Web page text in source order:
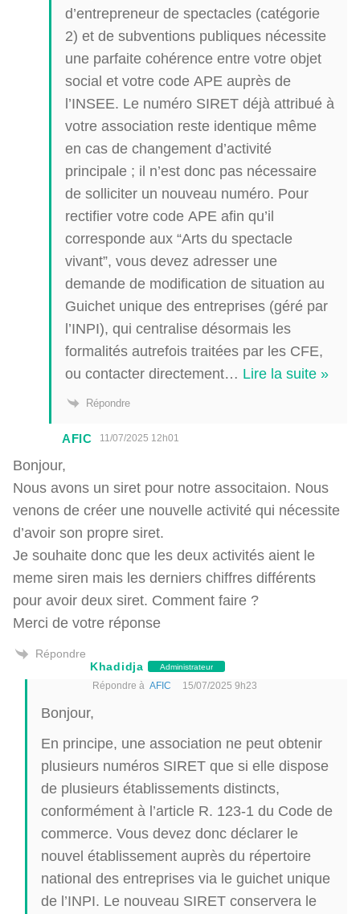
d’entrepreneur de spectacles (catégorie
2) et de subventions publiques nécessite
une parfaite cohérence entre votre objet
social et votre code APE auprès de
l’INSEE. Le numéro SIRET déjà attribué à
votre association reste identique même
en cas de changement d’activité
principale ; il n’est donc pas nécessaire
de solliciter un nouveau numéro. Pour
rectifier votre code APE afin qu’il
corresponde aux “Arts du spectacle
vivant”, vous devez adresser une
demande de modification de situation au
Guichet unique des entreprises (géré par
l’INPI), qui centralise désormais les
formalités autrefois traitées par les CFE,
ou contacter directement… Lire la suite »
Répondre
AFIC 11/07/2025 12h01
Bonjour,
Nous avons un siret pour notre associtaion. Nous
venons de créer une nouvelle activité qui nécessite
d’avoir son propre siret.
Je souhaite donc que les deux activités aient le
meme siren mais les derniers chiffres différents
pour avoir deux siret. Comment faire ?
Merci de votre réponse
Répondre
Khadidja
Administrateur
Répondre à AFIC 15/07/2025 9h23
Bonjour,
En principe, une association ne peut obtenir
plusieurs numéros SIRET que si elle dispose
de plusieurs établissements distincts,
conformément à l’article R. 123-1 du Code de
commerce. Vous devez donc déclarer le
nouvel établissement auprès du répertoire
national des entreprises via le guichet unique
de l’INPI. Le nouveau SIRET conservera le